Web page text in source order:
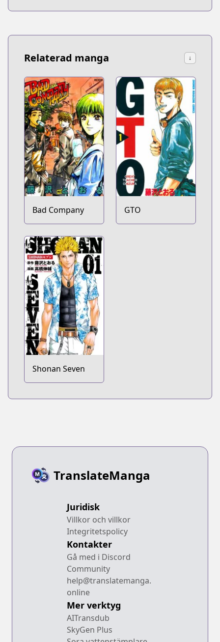
Relaterad manga ↓
Bad Company GTO
Shonan Seven
TranslateManga
Juridisk
Villkor och villkor
Integritetspolicy
Kontakter
Gå med i Discord
Community
help@translatemanga.
online
Mer verktyg
AITransdub
SkyGen Plus